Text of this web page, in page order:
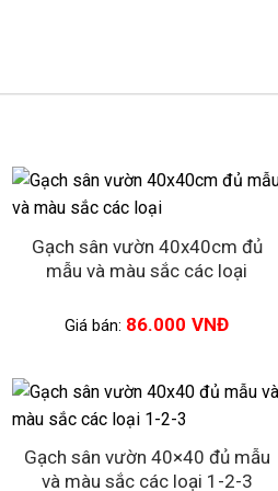
Gạch sân vườn 40x40cm đủ
mẫu và màu sắc các loại
Giá bán: 86.000 VNĐ
Gạch sân vườn 40×40 đủ mẫu
và màu sắc các loại 1-2-3